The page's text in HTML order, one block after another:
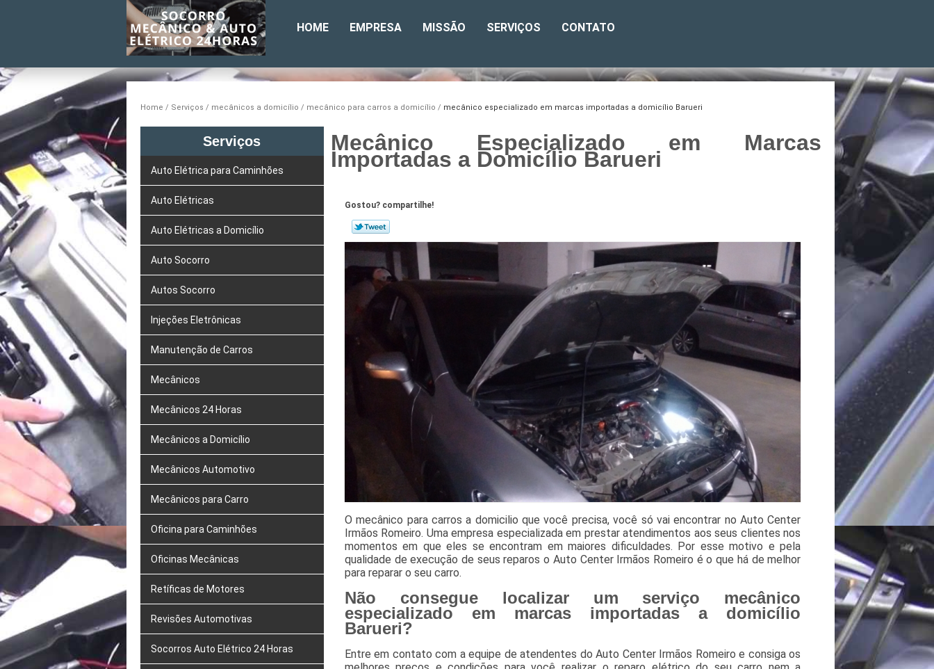
HOME EMPRESA MISSÃO SERVIÇOS CONTATO
Home Serviços mecânicos a domicílio mecânico para carros a domicílio mecânico especializado em marcas importadas a domicílio Barueri
Serviços
Auto Elétrica para Caminhões
Auto Elétricas
Auto Elétricas a Domicílio
Auto Socorro
Autos Socorro
Injeções Eletrônicas
Manutenção de Carros
Mecânicos
Mecânicos 24 Horas
Mecânicos a Domicílio
Mecânicos Automotivo
Mecânicos para Carro
Oficina para Caminhões
Oficinas Mecânicas
Retíficas de Motores
Revisões Automotivas
Socorros Auto Elétrico 24 Horas
Mecânico Especializado em Marcas
Importadas a Domicílio Barueri
Gostou? compartilhe!
O mecânico para carros a domicilio que você precisa, você só vai encontrar no Auto Center
Irmãos Romeiro. Uma empresa especializada em prestar atendimentos aos seus clientes nos
momentos em que eles se encontram em maiores dificuldades. Por esse motivo e pela
qualidade de execução de seus reparos o Auto Center Irmãos Romeiro é o que há de melhor
para reparar o seu carro.
Não consegue localizar um serviço mecânico
especializado em marcas importadas a domicílio
Barueri?
Entre em contato com a equipe de atendentes do Auto Center Irmãos Romeiro e consiga os